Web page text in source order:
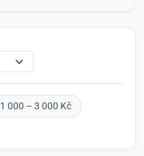
1 000 – 3 000 Kč